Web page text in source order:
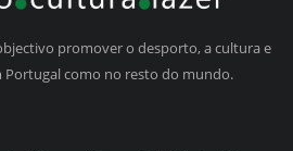
promover o desporto, a cultura e
como no resto do mundo.